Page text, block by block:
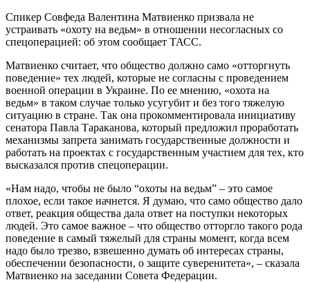
Спикер Совфеда Валентина Матвиенко призвала не
устраивать «охоту на ведьм» в отношении несогласных со
спецоперацией: об этом сообщает ТАСС.
Матвиенко считает, что общество должно само «отторгнуть
поведение» тех людей, которые не согласны с проведением
военной операции в Украине. По ее мнению, «охота на
ведьм» в таком случае только усугубит и без того тяжелую
ситуацию в стране. Так она прокомментировала инициативу
сенатора Павла Тараканова, который предложил проработать
механизмы запрета занимать государственные должности и
работать на проектах с государственным участием для тех, кто
высказался против спецоперации.
«Нам надо, чтобы не было “охоты на ведьм” – это самое
плохое, если такое начнется. Я думаю, что само общество дало
ответ, реакция общества дала ответ на поступки некоторых
людей. Это самое важное – что общество отторгло такого рода
поведение в самый тяжелый для страны момент, когда всем
надо было трезво, взвешенно думать об интересах страны,
обеспечении безопасности, о защите суверенитета», – сказала
Матвиенко на заседании Совета Федерации.